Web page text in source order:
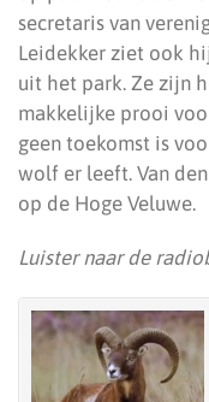
secretaris van
Leidekker ziet ook
uit het park. Ze zijn
makkelijke prooi
geen toekomst is
wolf er leeft. Van
op de Hoge Veluwe.
Luister naar de